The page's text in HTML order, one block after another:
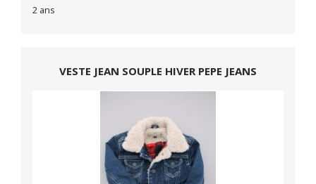
2 ans
VESTE JEAN SOUPLE HIVER PEPE JEANS